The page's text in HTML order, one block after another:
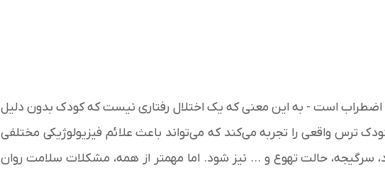
اضطراب است - به این معنی که یک اختلال رفتاری نیست که کودک بدون دلیل
ترس واقعی را تجربه می‌کند که می‌تواند باعث علائم فیزیولوژیکی مختلفی
سرگیجه، حالت تهوع و ... نیز شود. اما مهمتر از همه، مشکلات سلامت روان